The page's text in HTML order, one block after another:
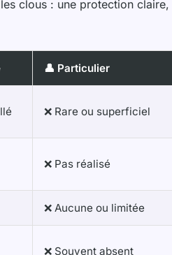
clous : une protection claire,
👤 Particulier
❌ Rare ou superficiel
❌ Pas réalisé
❌ Aucune ou limitée
❌ Souvent absent